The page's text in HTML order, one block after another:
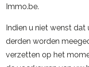
Immo.be.
Indien u niet wenst
derden worden
verzetten op het